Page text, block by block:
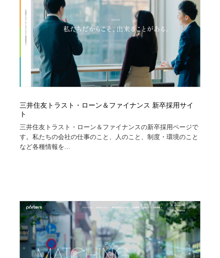
三井住友トラスト・ローン＆ファイナンス 新卒採用サイ
ト
三井住友トラスト・ローン＆ファイナンスの新卒採用ページで
す。私たちの会社の仕事のこと、人のこと、制度・環境のこと
など各種情報を...